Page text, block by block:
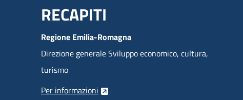
Menu Footer
RECAPITI
Regione Emilia-Romagna
Direzione generale Sviluppo economico, cultura,
turismo
Per informazioni